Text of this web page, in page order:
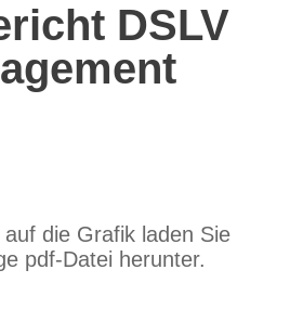
DSLV
die Grafik laden Sie
pdf-Datei herunter.